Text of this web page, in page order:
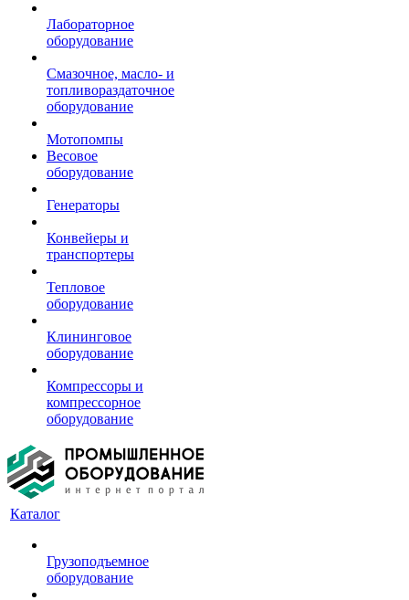
Лабораторное
оборудование
Смазочное, масло- и
топливораздаточное
оборудование
Мотопомпы
Весовое
оборудование
Генераторы
Конвейеры и
транспортеры
Тепловое
оборудование
Клининговое
оборудование
Компрессоры и
компрессорное
оборудование
Каталог
Грузоподъемное
оборудование